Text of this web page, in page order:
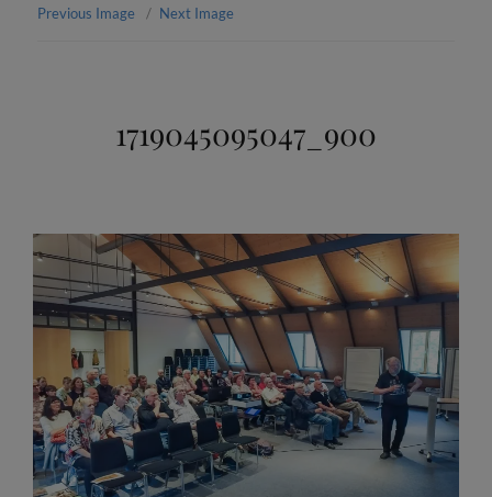
Previous Image Next Image
1719045095047_900